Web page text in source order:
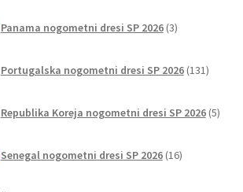
Panama nogometni dresi SP 2026 3izdelki
Portugalska nogometni dresi SP 2026 131
Republika Koreja nogometni dresi SP 2026 5
Senegal nogometni dresi SP 2026 16izdelkov